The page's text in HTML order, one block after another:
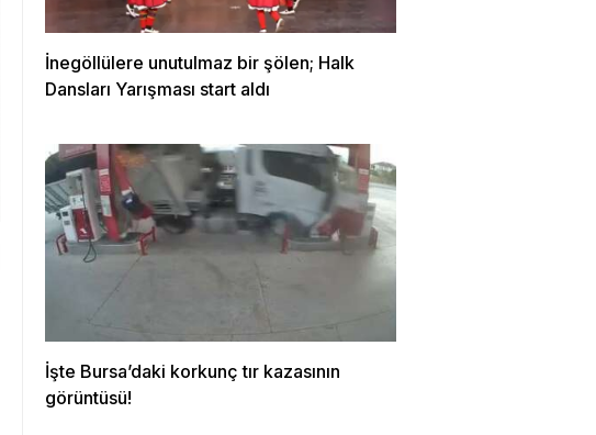
İnegöllülere unutulmaz bir şölen; Halk
Dansları Yarışması start aldı
İşte Bursa’daki korkunç tır kazasının
görüntüsü!